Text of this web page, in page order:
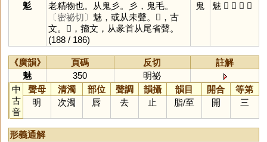
鬽
老精物也。从鬼彡。彡，鬼毛。
〔密祕切〕 魅，或从未聲。𢑘，古
文。𤲄，籀文，从彖首从尾省聲。
(188 / 186)
鬼 魅 𢑘 𤲄 𤲄 𢑘
《廣韻》 頁碼 反切
註解
魅
350
明祕
中
古
音
聲母 清濁 部位 聲調 韻攝 韻目 開合
等第
明
次濁 唇 去 止 脂/至 開 三
形義通解